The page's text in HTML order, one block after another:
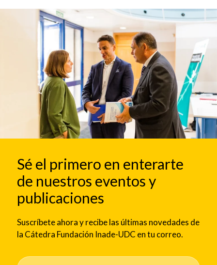
Sé el primero en enterarte
de nuestros eventos y
publicaciones
Suscríbete ahora y recibe las últimas novedades de
la Cátedra Fundación Inade-UDC en tu correo.